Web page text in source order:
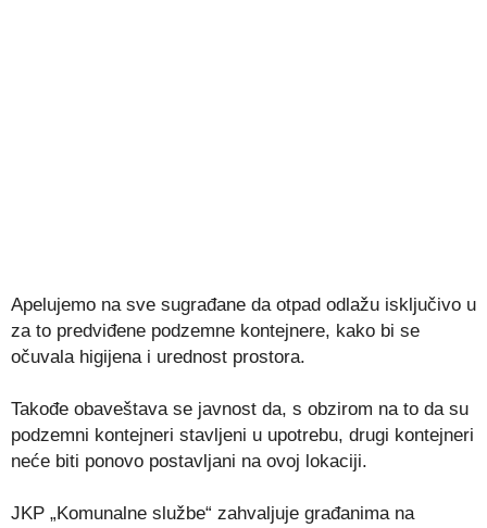
Apelujemo na sve sugrađane da otpad odlažu isključivo u
za to predviđene podzemne kontejnere, kako bi se
očuvala higijena i urednost prostora.
Takođe obaveštava se javnost da, s obzirom na to da su
podzemni kontejneri stavljeni u upotrebu, drugi kontejneri
neće biti ponovo postavljani na ovoj lokaciji.
JKP „Komunalne službe“ zahvaljuje građanima na